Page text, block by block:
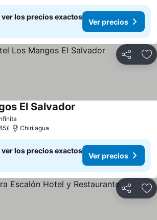
los precios exactos
Ver precios
Compartir
El Salvador
Chirilagua
los precios exactos
Ver precios
Compartir